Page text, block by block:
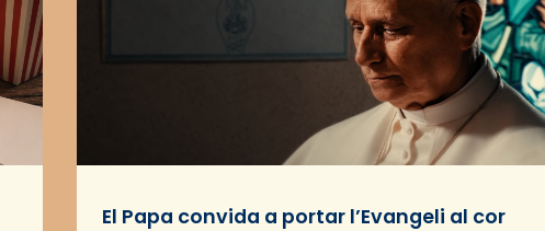
El Papa convida a portar l’Evangeli al cor